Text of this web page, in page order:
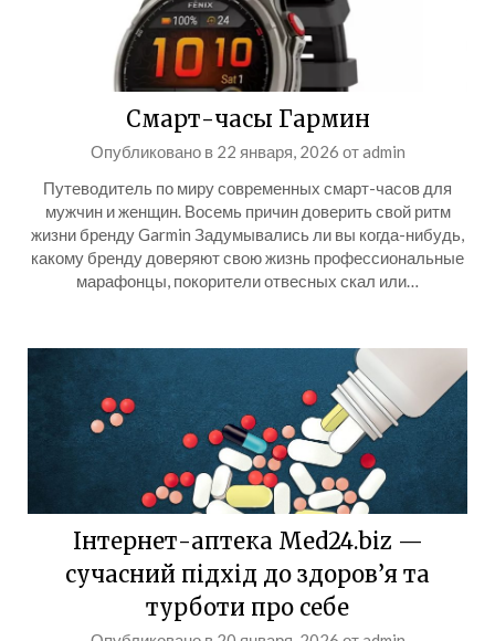
Смарт-часы Гармин
Опубликовано в 22 января, 2026 отadmin
Путеводитель по миру современных смарт-часов для
мужчин и женщин. Восемь причин доверить свой ритм
жизни бренду Garmin Задумывались ли вы когда-нибудь,
какому бренду доверяют свою жизнь профессиональные
марафонцы, покорители отвесных скал или…
Інтернет-аптека Med24.biz —
сучасний підхід до здоров’я та
турботи про себе